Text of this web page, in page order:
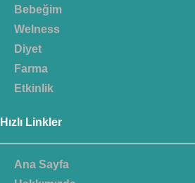
Bebeğim
Welness
Diyet
Farma
Etkinlik
Hızlı Linkler
Ana Sayfa